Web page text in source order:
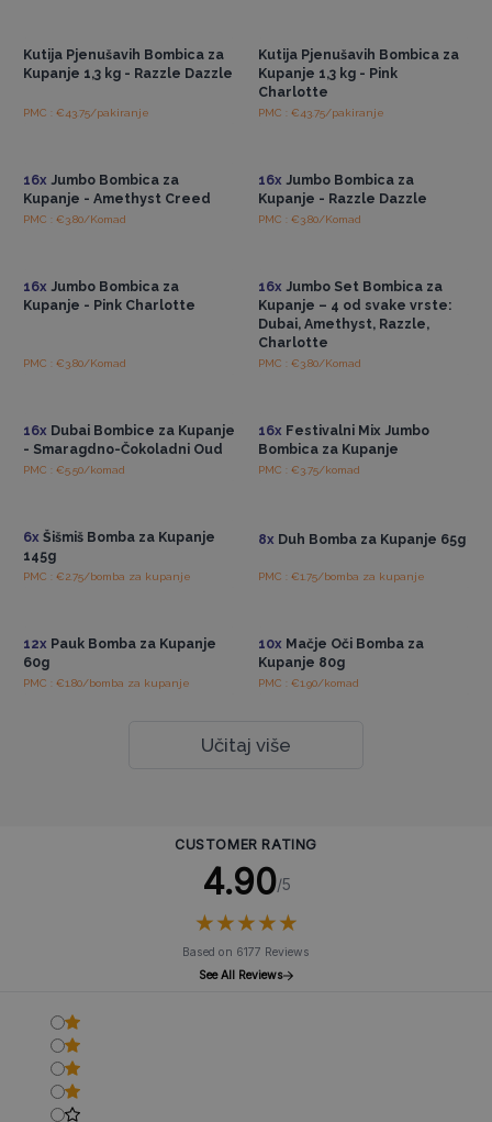
Kutija Pjenušavih Bombica za
Kupanje 1,3 kg - Razzle Dazzle
PMC : €43.75/pakiranje
Kutija Pjenušavih Bombica za
Kupanje 1,3 kg - Pink
Charlotte
PMC : €43.75/pakiranje
16x Jumbo Bombica za
Kupanje - Amethyst Creed
PMC : €3.80/Komad
16x Jumbo Bombica za
Kupanje - Razzle Dazzle
PMC : €3.80/Komad
16x Jumbo Bombica za
Kupanje - Pink Charlotte
PMC : €3.80/Komad
16x Jumbo Set Bombica za
Kupanje – 4 od svake vrste:
Dubai, Amethyst, Razzle,
Charlotte
PMC : €3.80/Komad
16x Dubai Bombice za Kupanje
- Smaragdno-Čokoladni Oud
PMC : €5.50/komad
16x Festivalni Mix Jumbo
Bombica za Kupanje
PMC : €3.75/komad
6x Šišmiš Bomba za Kupanje
145g
PMC : €2.75/bomba za kupanje
8x Duh Bomba za Kupanje 65g
PMC : €1.75/bomba za kupanje
12x Pauk Bomba za Kupanje
60g
PMC : €1.80/bomba za kupanje
10x Mačje Oči Bomba za
Kupanje 80g
PMC : €1.90/komad
Učitaj više
CUSTOMER RATING
4.90/5
★★★★★
★★★★★
Based on 6177 Reviews
See All Reviews